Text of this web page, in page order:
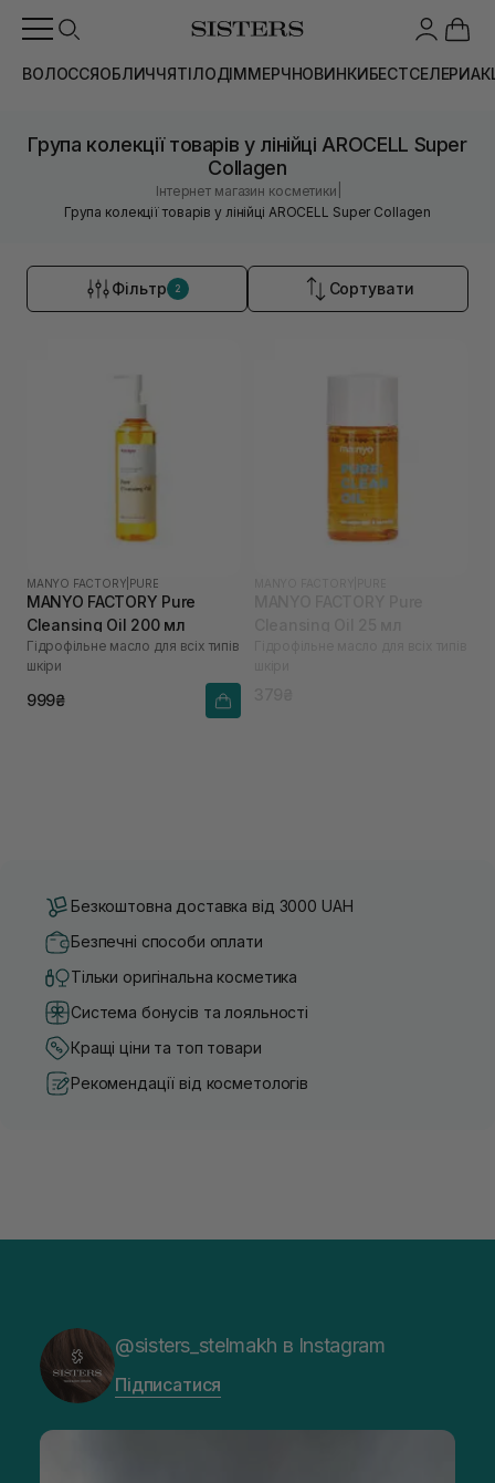
ВОЛОССЯОБЛИЧЧЯТІЛОДІММЕРЧНОВИНКИБЕСТСЕЛЕРИ
Група колекції товарів у лінійці AROCELL Super
Collagen
Інтернет магазин косметики
Група колекції товарів у лінійці AROCELL Super Collagen
Фільтр 2 Сортувати
MANYO FACTORY PURE
MANYO FACTORY Pure
Cleansing Oil 200 мл
Гідрофільне масло для всіх типів
шкіри
999₴
Безкоштовна доставка від 3000 UAH
Безпечні способи оплати
Тільки оригінальна косметика
Система бонусів та лояльності
Кращі ціни та топ товари
Рекомендації від косметологів
@sisters_stelmakh в Instagram
Підписатися